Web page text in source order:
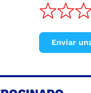
Enviar